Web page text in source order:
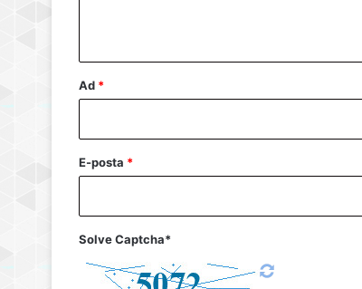
Ad *
E-posta *
Solve Captcha*